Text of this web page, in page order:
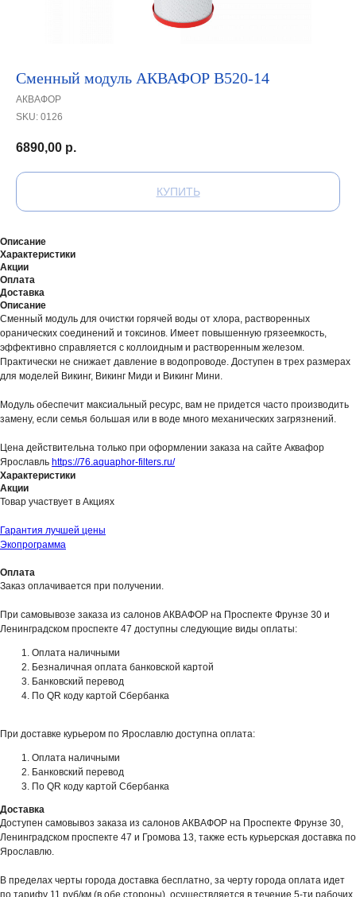
Сменный модуль АКВАФОР B520-14
АКВАФОР
SKU: 0126
6890,00 р.
КУПИТЬ
Описание
Характеристики
Акции
Оплата
Доставка
Описание
Сменный модуль для очистки горячей воды от хлора, растворенных
оранических соединений и токсинов. Имеет повышенную грязеемкость,
эффективно справляется с коллоидным и растворенным железом.
Практически не снижает давление в водопроводе. Доступен в трех размерах
для моделей Викинг, Викинг Миди и Викинг Мини.
Модуль обеспечит максиальный ресурс, вам не придется часто производить
замену, если семья большая или в воде много механических загрязнений.
Цена действительна только при оформлении заказа на сайте Аквафор
Ярославль https://76.aquaphor-filters.ru/
Характеристики
Акции
Товар участвует в Акциях
Гарантия лучшей цены
Экопрограмма
Оплата
Заказ оплачивается при получении.
При самовывозе заказа из салонов АКВАФОР на Проспекте Фрунзе 30 и
Ленинградском проспекте 47 доступны следующие виды оплаты:
Оплата наличными
Безналичная оплата банковской картой
Банковский перевод
По QR коду картой Сбербанка
При доставке курьером по Ярославлю доступна оплата:
Оплата наличными
Банковский перевод
По QR коду картой Сбербанка
Доставка
Доступен самовывоз заказа из салонов АКВАФОР на Проспекте Фрунзе 30,
Ленинградском проспекте 47 и Громова 13, также есть курьерская доставка по
Ярославлю.
В пределах черты города доставка бесплатно, за черту города оплата идет